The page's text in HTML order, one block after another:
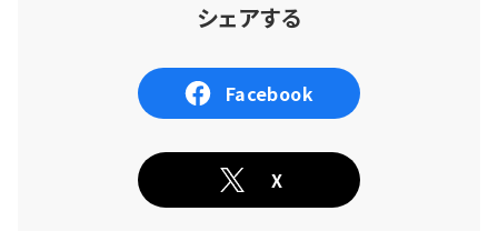
シェアする
Facebook
X